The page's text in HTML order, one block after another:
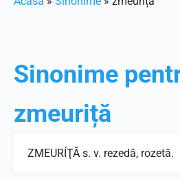
Sinonime
zmeuriță
ZMEURÍŢĂ s. v. rezedă, rozetă.